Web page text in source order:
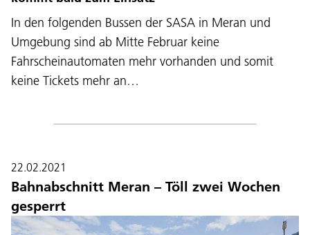
In den folgenden Bussen der SASA in Meran und
Umgebung sind ab Mitte Februar keine
Fahrscheinautomaten mehr vorhanden und somit
keine Tickets mehr an…
22.02.2021
Bahnabschnitt Meran – Töll zwei Wochen
gesperrt